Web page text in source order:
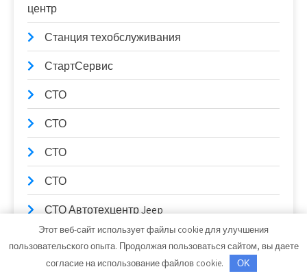
центр
Станция техобслуживания
СтартСервис
СТО
СТО
СТО
СТО
СТО Автотехцентр Jeep
Сто коней, официальный дилер Mitsubishi
Сто коней, официальный дилер Mitsubishi
Этот веб-сайт использует файлы cookie для улучшения
пользовательского опыта. Продолжая пользоваться сайтом, вы даете
согласие на использование файлов cookie.
OK